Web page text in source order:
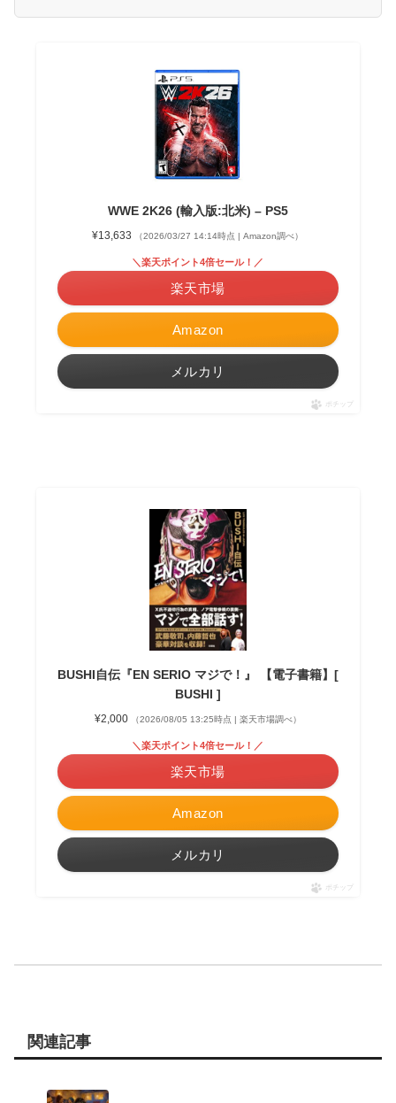
WWE 2K26 (輸入版:北米) – PS5
¥13,633 （2026/03/27 14:14時点 | Amazon調べ）
Amazon
＼楽天ポイント4倍セール！／
楽天市場
メルカリ
ポチップ
BUSHI自伝『EN SERIO マジで！』 【電子書籍】[
BUSHI ]
¥2,000 （2026/08/05 13:25時点 | 楽天市場調べ）
Amazon
＼楽天ポイント4倍セール！／
楽天市場
メルカリ
ポチップ
関連記事